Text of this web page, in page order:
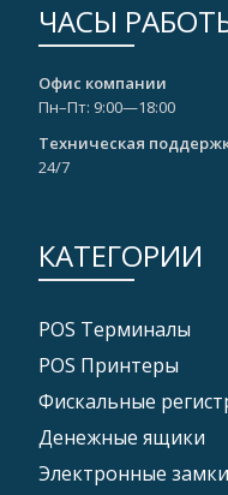
ЧАСЫ
Офис компании
Пн–Пт: 9:00—18:00
Техническая
24/7
КАТЕГОРИИ
POS Tерминалы
POS Принтеры
Фискальные
Денежные ящики
Электронные